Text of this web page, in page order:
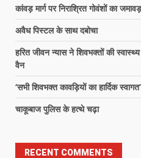
कांवड़ मार्ग पर निराश्रित गोवंशों का
अवैध पिस्टल के साथ दबोचा
हरित जीवन न्यास ने शिवभक्तों की
वैन
‘सभी शिवभक्त कावड़ियों का हार्दिक
चाकूबाज पुलिस के हत्थे चढ़ा
RECENT COMMENTS